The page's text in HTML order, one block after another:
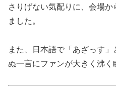
さりげない気配りに、会場
ました。
また、日本語で「あざっす
ぬ一言にファンが大きく沸く